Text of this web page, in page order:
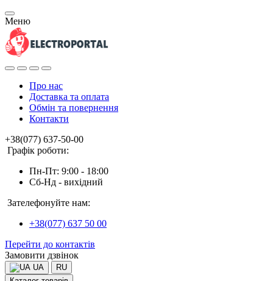
Меню
Про нас
Доставка та оплата
Обмін та повернення
Контакти
+38(077) 637-50-00
Графік роботи:
Пн-Пт: 9:00 - 18:00
Сб-Нд - вихідний
Зателефонуйте нам:
+38(077) 637 50 00
Перейти до контактів
Замовити дзвінок
UA
RU